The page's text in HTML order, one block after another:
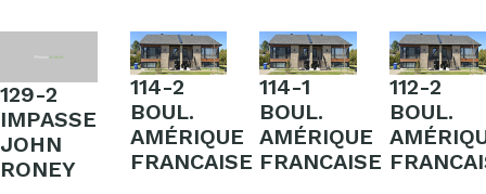
129-2
IMPASSE
JOHN
RONEY
114-2
BOUL.
AMÉRIQUE
FRANCAISE
114-1
BOUL.
AMÉRIQUE
FRANCAISE
112-2
BOUL.